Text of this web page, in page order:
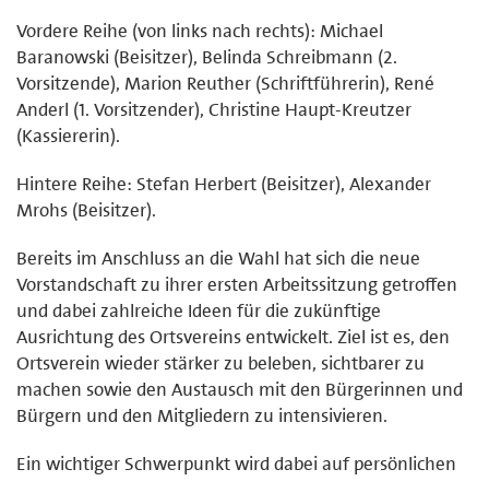
Vordere Reihe (von links nach rechts): Michael
Baranowski (Beisitzer), Belinda Schreibmann (2.
Vorsitzende), Marion Reuther (Schriftführerin), René
Anderl (1. Vorsitzender), Christine Haupt-Kreutzer
(Kassiererin).
Hintere Reihe: Stefan Herbert (Beisitzer), Alexander
Mrohs (Beisitzer).
Bereits im Anschluss an die Wahl hat sich die neue
Vorstandschaft zu ihrer ersten Arbeitssitzung getroffen
und dabei zahlreiche Ideen für die zukünftige
Ausrichtung des Ortsvereins entwickelt. Ziel ist es, den
Ortsverein wieder stärker zu beleben, sichtbarer zu
machen sowie den Austausch mit den Bürgerinnen und
Bürgern und den Mitgliedern zu intensivieren.
Ein wichtiger Schwerpunkt wird dabei auf persönlichen